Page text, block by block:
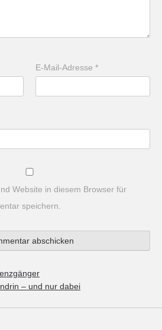
E-Mail-Adresse*
Website in diesem Browser für
speichern.
– und nur dabei